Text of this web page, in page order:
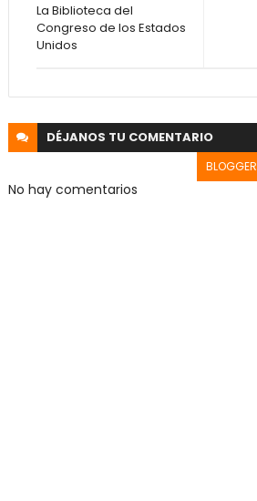
La Biblioteca del
Congreso de los Estados
Unidos
DÉJANOS TU COMENTARIO
BLOGGER
No hay comentarios